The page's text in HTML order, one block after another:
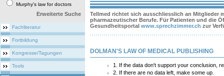
Murphy's law for doctors
Erweiterte Suche
Fachliteratur
Fortbildung
Kongresse/Tagungen
Tools
Tellmed richtet sich ausschliesslich an Mitglieder
pharmazeutischer Berufe. Für Patienten und die
Gesundheitsportal www.sprechzimmer.ch zur
DOLMAN'S LAW OF MEDICAL PUBLISHING
1. If the data don't support your conclusion,
2. If there are no data left, make some up.